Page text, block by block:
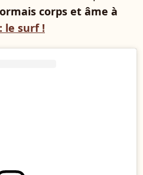
corps et âme à
le surf !